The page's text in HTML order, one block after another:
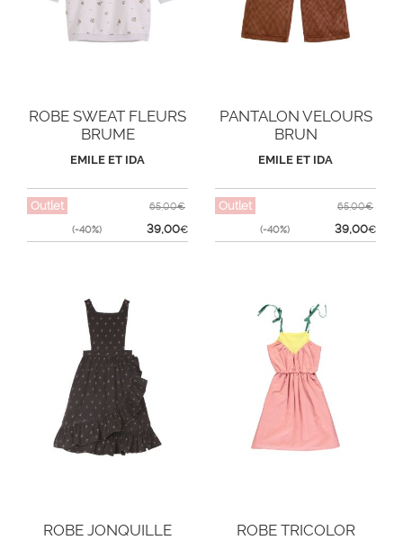
ROBE SWEAT FLEURS
BRUME
EMILE ET IDA
Outlet
(-40%)
65,00€
39,00€
PANTALON VELOURS
BRUN
EMILE ET IDA
Outlet
(-40%)
65,00€
39,00€
ROBE JONQUILLE ROBE TRICOLOR